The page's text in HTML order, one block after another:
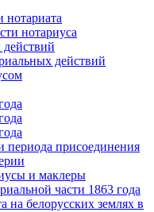
нотариата
нотариуса
действий
периода присоединения
и маклеры
части 1863 года
на белорусских землях в